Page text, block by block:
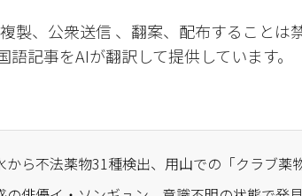
製、公衆送信 、翻案、配布することは
記事をAIが翻訳して提供しています。
から不法薬物31種検出、用山での「クラブ薬